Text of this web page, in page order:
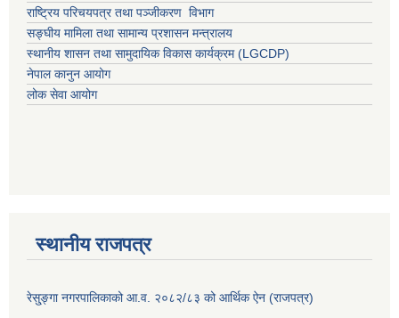
राष्ट्रिय परिचयपत्र तथा पञ्जीकरण विभाग
सङ्घीय मामिला तथा सामान्य प्रशासन मन्त्रालय
स्थानीय शासन तथा सामुदायिक विकास कार्यक्रम (LGCDP)
नेपाल कानुन आयोग
लोक सेवा आयोग
स्थानीय राजपत्र
रेसु्ङ्गा नगरपालिकाको आ.व. २०८२/८३ को आर्थिक ऐन (राजपत्र)